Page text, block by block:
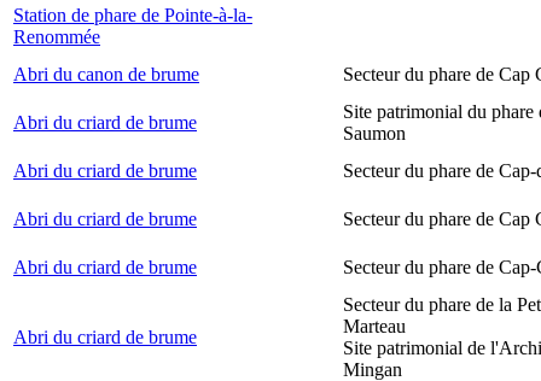
Station de phare de Pointe-à-la-
Renommée
Abri du canon de brume
Secteur du phare de Cap
Abri du criard de brume
Site patrimonial du phare
Saumon
Abri du criard de brume
Secteur du phare de Cap-
Abri du criard de brume Secteur du phare de Cap
Abri du criard de brume Secteur du phare de Cap-
Abri du criard de brume
Secteur du phare de la
Marteau
Site patrimonial de
Mingan